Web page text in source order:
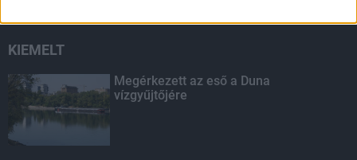
KIEMELT
Megérkezett az eső a Duna
vízgyűjtőjére